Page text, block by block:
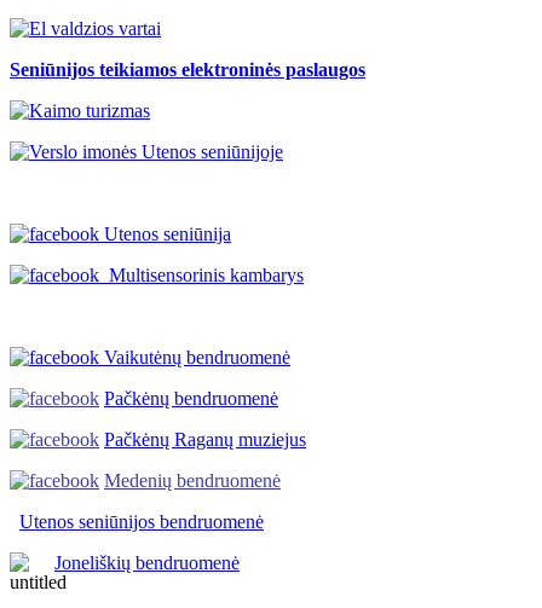
Seniūnijos teikiamos elektroninės paslaugos
Utenos seniūnija
Multisensorinis kambarys
Vaikutėnų bendruomenė
Pačkėnų bendruomenė
Pačkėnų Raganų muziejus
Medenių bendruomenė
Utenos seniūnijos bendruomenė
Joneliškių bendruomenė